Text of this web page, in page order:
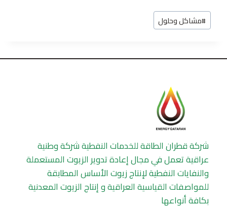
Post
Tags:
#مشاكل وحلول
شركة قطران الطاقة للخدمات النفطية شركة وطنية
عراقية تعمل في مجال إعادة تدوير الزيوت المستعملة
والنفايات النفطية لإنتاج زيوت الأساس المطابقة
للمواصفات القياسية العراقية و إنتاج الزيوت المعدنية
بكافة أنواعها